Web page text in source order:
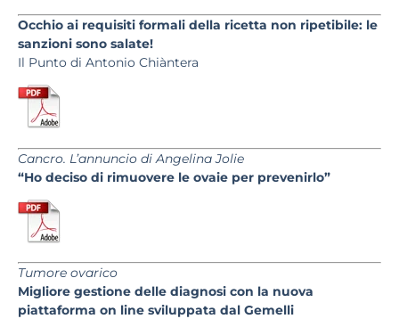
Occhio ai requisiti formali della ricetta non ripetibile: le
sanzioni sono salate!
Il Punto di Antonio Chiàntera
Cancro. L’annuncio di Angelina Jolie
“Ho deciso di rimuovere le ovaie per prevenirlo”
Tumore ovarico
Migliore gestione delle diagnosi con la nuova
piattaforma on line sviluppata dal Gemelli